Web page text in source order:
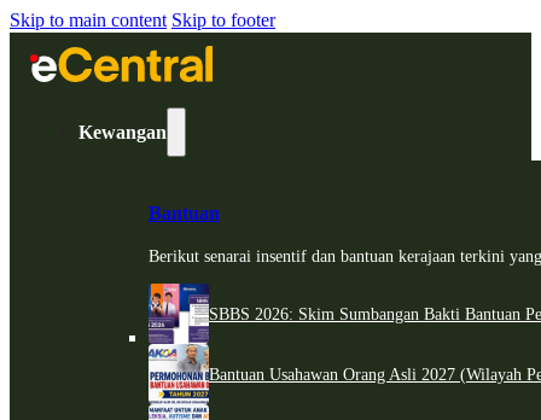
Skip to main content Skip to footer
Kewangan
Bantuan
Berikut senarai insentif dan bantuan kerajaan terkini
SBBS 2026: Skim Sumbangan Bakti Bantuan
Bantuan Usahawan Orang Asli 2027 (Wilayah